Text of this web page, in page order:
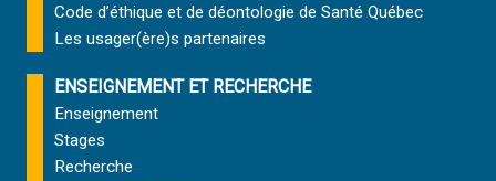
Code d’éthique et de déontologie de Santé Québec
Les usager(ère)s partenaires
ENSEIGNEMENT ET RECHERCHE
Enseignement
Stages
Recherche